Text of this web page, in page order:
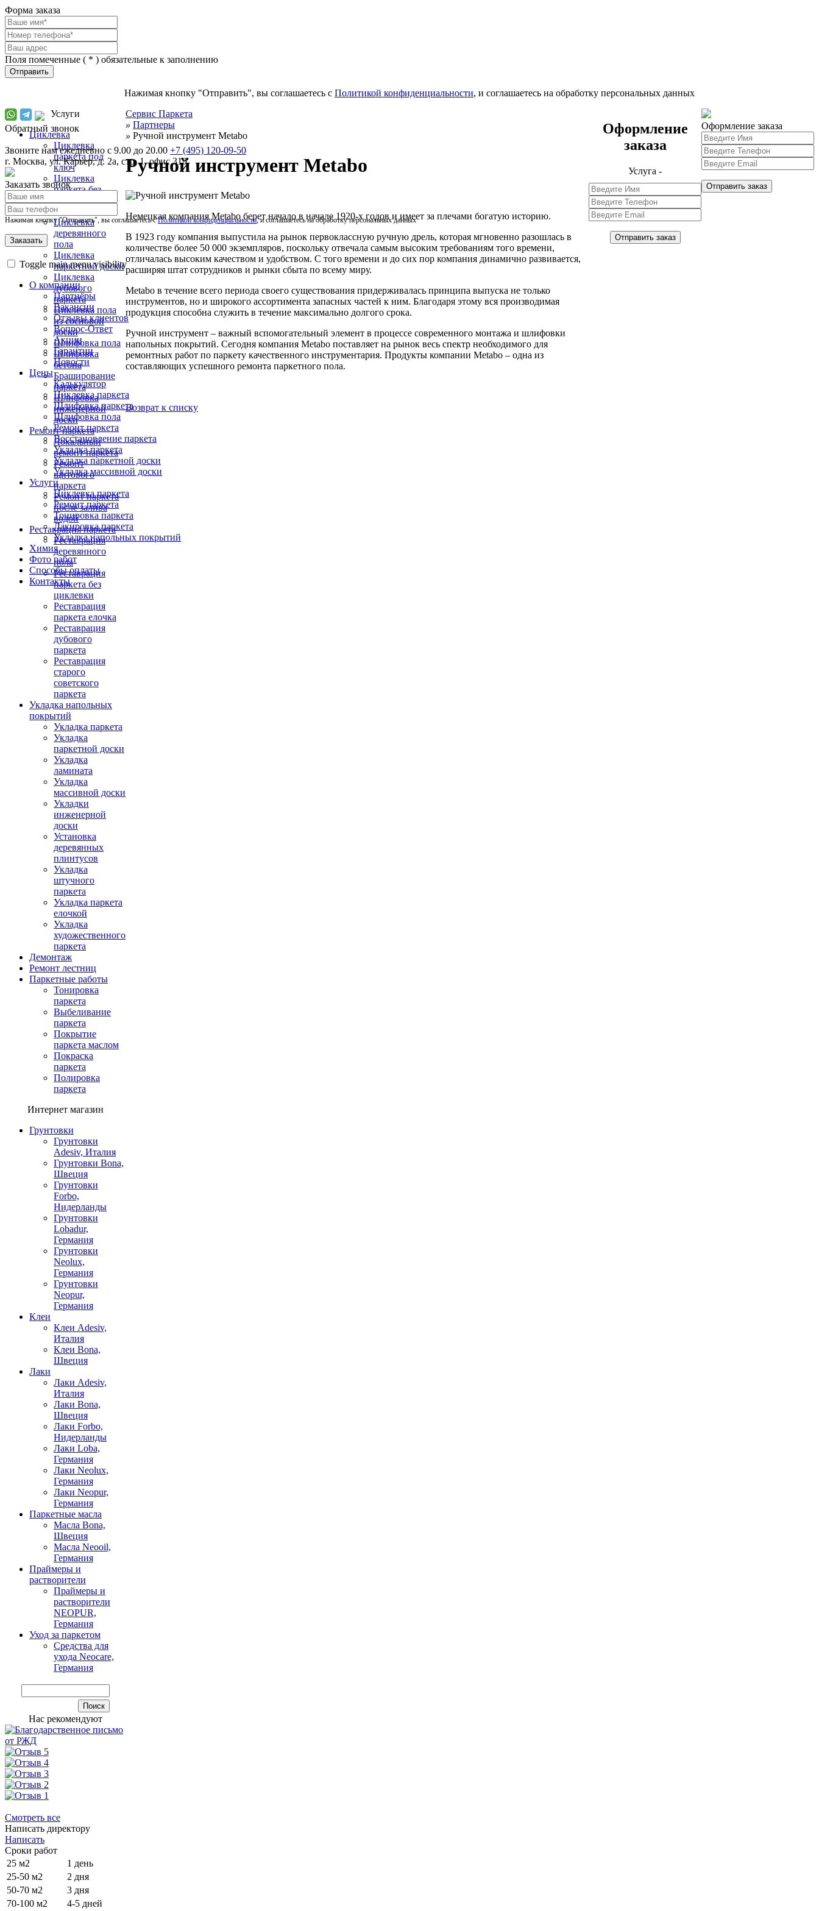
Форма заказа
Поля помеченные ( * ) обязательные к заполнению
Отправить
Нажимая кнопку "Отправить", вы соглашаетесь с Политикой конфиденциальности, и соглашаетесь на обработку персональных данных
Обратный звонок
Звоните нам ежедневно с 9.00 до 20.00 +7 (495) 120-09-50
г. Москва, ул. Карьер, д. 2а, стр. 1, офис 319
Заказать звонок
Нажимая кнопку "Отправить", вы соглашаетесь сПолитикой конфиденциальности, и соглашаетесь на обработку персональных данных
Toggle main menu visibility
О компании
Партнёры
Вакансии
Отзывы клиентов
Вопрос-Ответ
Акции
Гарантии
Новости
Цены
Калькулятор
Циклевка паркета
Шлифовка паркета
Шлифовка пола
Ремонт паркета
Восстановление паркета
Укладка паркета
Укладка паркетной доски
Укладка массивной доски
Услуги
Циклевка паркета
Ремонт паркета
Тонировка паркета
Лакировка паркета
Укладка напольных покрытий
Химия
Фото работ
Способы оплаты
Контакты
Услуги
Циклевка
Циклевка
паркета под
ключ
Циклевка
паркета без
пыли и выноса
мебели
Циклевка
деревянного
пола
Циклевка
паркетной доски
Циклевка
дубового
паркета
Циклевка пола
из сосновой
доски
Шлифовка пола
Шлифовка
бетона
Браширование
паркета
Шлифовка
инженерной
доски
Ремонт паркета
Локальный
ремонт паркета
Ремонт
щитового
паркета
Ремонт паркета
после залива
водой
Реставрация паркета
Реставрация
деревянного
пола
Реставрация
паркета без
циклевки
Реставрация
паркета елочка
Реставрация
дубового
паркета
Реставрация
старого
советского
паркета
Укладка напольных
покрытий
Укладка паркета
Укладка
паркетной доски
Укладка
ламината
Укладка
массивной доски
Укладки
инженерной
доски
Установка
деревянных
плинтусов
Укладка
штучного
паркета
Укладка паркета
елочкой
Укладка
художественного
паркета
Демонтаж
Ремонт лестниц
Паркетные работы
Тонировка
паркета
Выбеливание
паркета
Покрытие
паркета маслом
Покраска
паркета
Полировка
паркета
Интернет магазин
Грунтовки
Грунтовки
Adesiv, Италия
Грунтовки Bona,
Швеция
Грунтовки
Forbo,
Нидерланды
Грунтовки
Lobadur,
Германия
Грунтовки
Neolux,
Германия
Грунтовки
Neopur,
Германия
Клеи
Клеи Adesiv,
Италия
Клеи Bona,
Швеция
Лаки
Лаки Adesiv,
Италия
Лаки Bona,
Швеция
Лаки Forbo,
Нидерланды
Лаки Loba,
Германия
Лаки Neolux,
Германия
Лаки Neopur,
Германия
Паркетные масла
Масла Bona,
Швеция
Масла Neooil,
Германия
Праймеры и
растворители
Праймеры и
растворители
NEOPUR,
Германия
Уход за паркетом
Средства для
ухода Neocare,
Германия
Нас рекомендуют
Смотреть все
Написать директору
Написать
Сроки работ
25 м2
1 день
25-50 м2
2 дня
50-70 м2
3 дня
70-100 м2
4-5 дней
Сервис Паркета
» Партнеры
» Ручной инструмент Metabo
Ручной инструмент Metabo
Немецкая компания Metabo берет начало в начале 1920-х годов и имеет за плечами богатую историю.
В 1923 году компания выпустила на рынок первоклассную ручную дрель, которая мгновенно разошлась в
количестве более 50 000 экземпляров, поскольку отвечала самым высоким требованиям того времени,
отличалась высоким качеством и удобством. С того времени и до сих пор компания динамично развивается,
расширяя штат сотрудников и рынки сбыта по всему миру.
Metabo в течение всего периода своего существования придерживалась принципа выпуска не только
инструментов, но и широкого ассортимента запасных частей к ним. Благодаря этому вся производимая
продукция способна служить в течение максимально долгого срока.
Ручной инструмент – важный вспомогательный элемент в процессе современного монтажа и шлифовки
напольных покрытий. Сегодня компания Metabo поставляет на рынок весь спектр необходимого для
ремонтных работ по паркету качественного инструментария. Продукты компании Metabo – одна из
составляющих успешного ремонта паркетного пола.
Возврат к списку
Оформление
заказа
Услуга -
Отправить заказ
Оформление заказа
Отправить заказ